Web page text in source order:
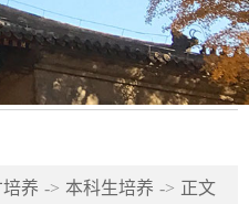
培养 -> 本科生培养 -> 正文